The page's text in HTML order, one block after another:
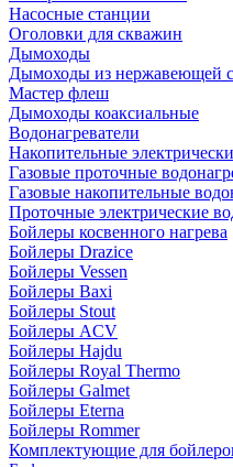
Насосные станции
Оголовки для скважин
Дымоходы
Дымоходы из нержавеющей
Мастер флеш
Дымоходы коаксиальные
Водонагреватели
Накопительные
Газовые проточные
Газовые накопительные
Проточные электрические
Бойлеры косвенного нагрева
Бойлеры Drazice
Бойлеры Vessen
Бойлеры Baxi
Бойлеры Stout
Бойлеры ACV
Бойлеры Hajdu
Бойлеры Royal Thermo
Бойлеры Galmet
Бойлеры Eterna
Бойлеры Rommer
Комплектующие для